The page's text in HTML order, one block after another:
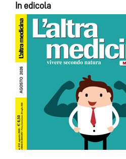
In edicola